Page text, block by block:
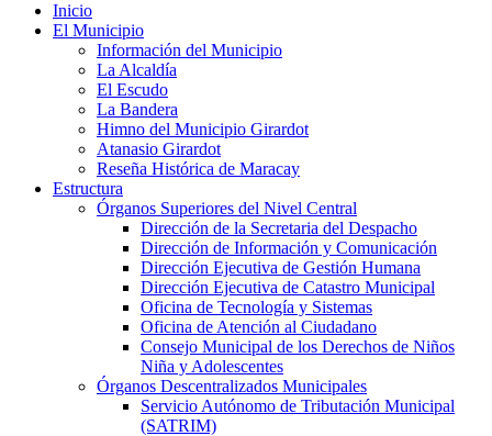
Inicio
El Municipio
Información del Municipio
La Alcaldía
El Escudo
La Bandera
Himno del Municipio Girardot
Atanasio Girardot
Reseña Histórica de Maracay
Estructura
Órganos Superiores del Nivel Central
Dirección de la Secretaria del Despacho
Dirección de Información y Comunicación
Dirección Ejecutiva de Gestión Humana
Dirección Ejecutiva de Catastro Municipal
Oficina de Tecnología y Sistemas
Oficina de Atención al Ciudadano
Consejo Municipal de los Derechos de Niños
Niña y Adolescentes
Órganos Descentralizados Municipales
Servicio Autónomo de Tributación Municipal
(SATRIM)